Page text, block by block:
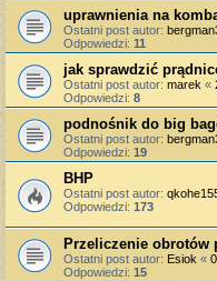
uprawnienia na
Ostatni post autor:
Odpowiedzi: 11
jak sprawdzić
Ostatni post autor: marek «
Odpowiedzi: 8
podnośnik do big
Ostatni post autor:
Odpowiedzi: 19
BHP
Ostatni post autor:
Odpowiedzi: 173
Przeliczenie obrotów
Ostatni post autor: Esiok «
Odpowiedzi: 15